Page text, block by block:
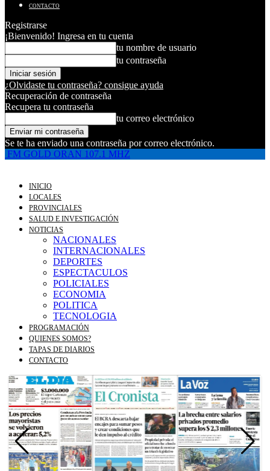
CONTACTO
Registrarse
¡Bienvenido! Ingresa en tu cuenta
tu nombre de usuario
tu contraseña
¿Olvidaste tu contraseña? consigue ayuda
Recuperación de contraseña
Recupera tu contraseña
tu correo electrónico
Se te ha enviado una contraseña por correo electrónico.
FM GOLD ORAN 107.1 MHZ
INICIO
LOCALES
PROVINCIALES
SALUD E INVESTIGACIÓN
NOTICIAS
NACIONALES
INTERNACIONALES
DEPORTES
ESPECTACULOS
POLICIALES
ECONOMIA
POLITICA
TECNOLOGIA
PROGRAMACIÓN
QUIENES SOMOS?
TAPAS DE DIARIOS
CONTACTO